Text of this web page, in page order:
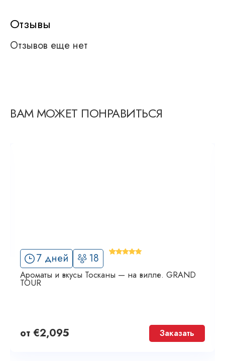
Отзывы
Отзывов еще нет
ВАМ МОЖЕТ ПОНРАВИТЬСЯ
7 дней 18 '
Ароматы и вкусы Тосканы — на вилле. GRAND
TOUR
от €2,095 Заказать